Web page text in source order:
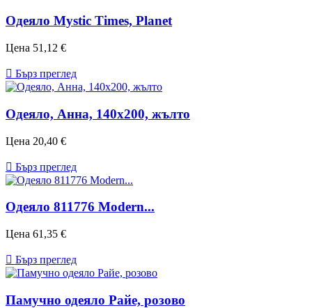
Одеяло Mystic Times, Planet
Цена 51,12 €
 Бърз преглед
Одеяло, Анна, 140х200, жълто
Цена 20,40 €
 Бърз преглед
Одеяло 811776 Modern...
Цена 61,35 €
 Бърз преглед
Памучно одеяло Райе, розово